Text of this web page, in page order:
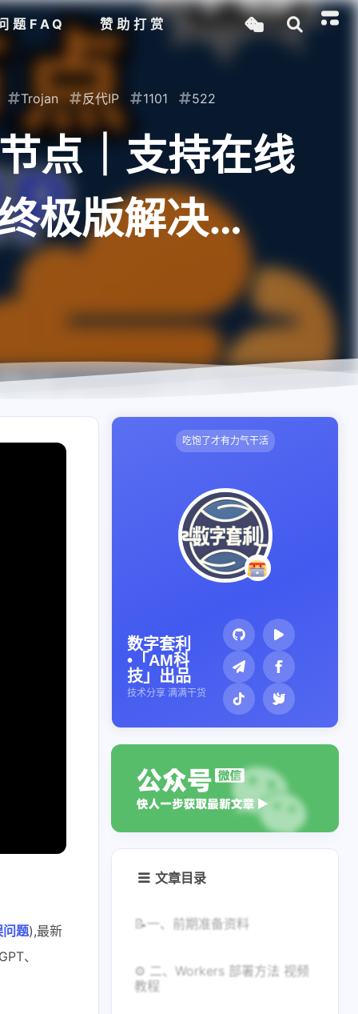
题FAQ 赞助打赏
Trojan 反代IP 1101 522
点｜支持在线
极版解决
问题),最新
、
吃饱了才有力气干活
数字套利
•「AM科
技」出品
技术分享 满满干货
文章目录
📝一、前期准备资料
⚙️ 二、Workers 部署方法 视频
教程